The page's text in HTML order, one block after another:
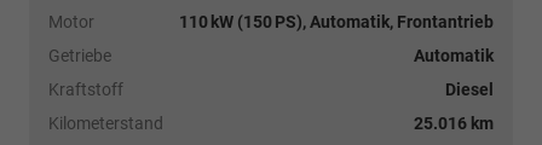
Motor
110 kW (150 PS), Automatik, Frontantrieb
Getriebe
Automatik
Kraftstoff
Diesel
Kilometerstand
25.016 km